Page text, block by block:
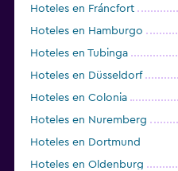
Hoteles en Fráncfort
Hoteles en Hamburgo
Hoteles en Tubinga
Hoteles en Düsseldorf
Hoteles en Colonia
Hoteles en Nuremberg
Hoteles en Dortmund
Hoteles en Oldenburg